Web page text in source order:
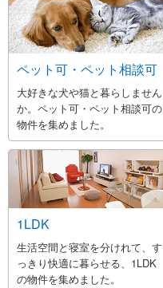
ペット可・ペット相談可
大好きな犬や猫と暮らしません
か。ペット可・ペット相談可の
物件を集めました。
1LDK
生活空間と寝室を分けれて、す
っきり快適に暮らせる、1LDK
の物件を集めました。